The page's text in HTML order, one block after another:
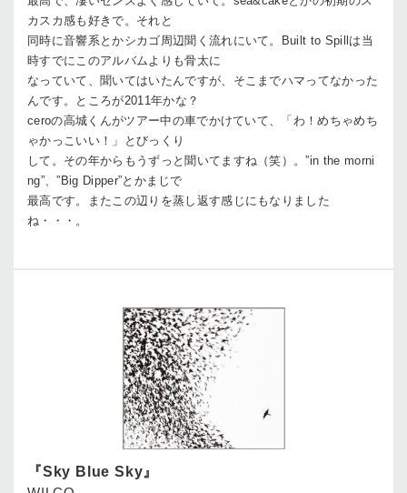
カスカ感も好きで。それと
同時に音響系とかシカゴ周辺聞く流れにいて。Built to Spillは当
時すでにこのアルバムよりも骨太に
なっていて、聞いてはいたんですが、そこまでハマってなかった
んです。ところが2011年かな？
ceroの高城くんがツアー中の車でかけていて、「わ！めちゃめち
ゃかっこいい！」とびっくり
して。その年からもうずっと聞いてますね（笑）。”in the morni
ng”、”Big Dipper”とかまじで
最高です。またこの辺りを蒸し返す感じにもなりました
ね・・・。
『Sky Blue Sky』